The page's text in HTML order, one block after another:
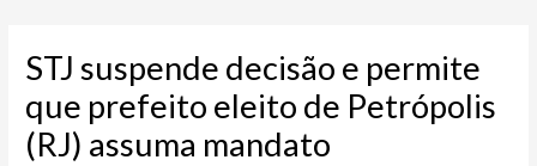
conteúdo
STJ suspende decisão e permite
que prefeito eleito de Petrópolis
(RJ) assuma mandato